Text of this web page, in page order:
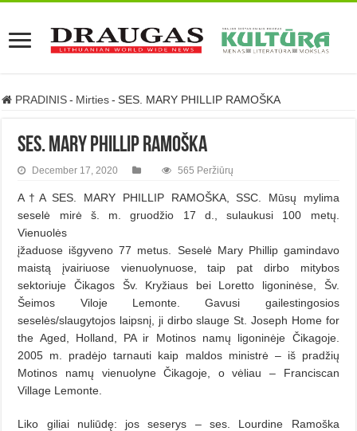
PRADINIS - Mirties - SES. MARY PHILLIP RAMOŠKA
SES. MARY PHILLIP RAMOŠKA
December 17, 2020 565 Peržiūrų
A†A SES. MARY PHILLIP RAMOŠKA, SSC. Mūsų mylima
seselė mirė š. m. gruodžio 17 d., sulaukusi 100 metų.
Vienuolės
įžaduose išgyveno 77 metus. Seselė Mary Phillip gamindavo
maistą įvairiuose vienuolynuose, taip pat dirbo mitybos
sektoriuje Čikagos Šv. Kryžiaus bei Loretto ligoninėse, Šv.
Šeimos Viloje Lemonte. Gavusi gailestingosios
seselės/slaugytojos laipsnį, ji dirbo slauge St. Joseph Home for
the Aged, Holland, PA ir Motinos namų ligoninėje Čikagoje.
2005 m. pradėjo tarnauti kaip maldos ministrė – iš pradžių
Motinos namų vienuolyne Čikagoje, o vėliau – Franciscan
Village Lemonte.
Liko giliai nuliūdę: jos seserys – ses. Lourdine Ramoška